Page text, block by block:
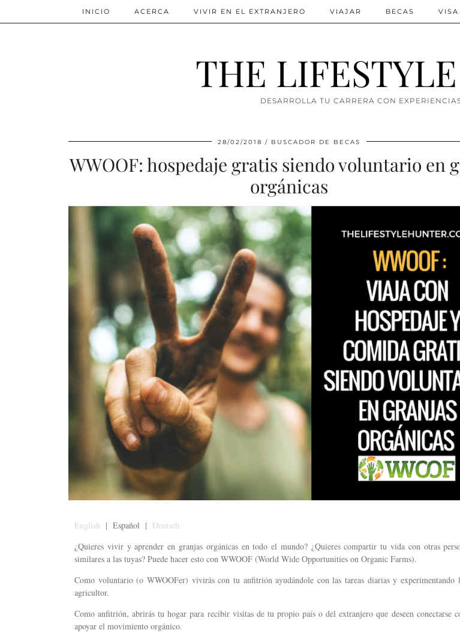
THE
DESARROLLA TU CARRERA CON
INICIO ACERCA VIVIR EN EL EXTRANJERO VIAJAR BECAS VISA
28/02/2018 BUSCADOR DE BECAS
WWOOF: hospedaje gratis siendo voluntario en
orgánicas
English | Español | Deutsch
¿Quieres vivir y aprender en granjas orgánicas en todo el mundo? ¿Quieres compartir tu vida con otras
similares a las tuyas? Puede hacer esto con WWOOF (World Wide Opportunities on Organic Farms).
Como voluntario (o WWOOFer) vivirás con tu anfitrión ayudándole con las tareas diarias y experimentando
agricultor.
Como anfitrión, abrirás tu hogar para recibir visitas de tu propio país o del extranjero que deseen conectarse
apoyar el movimiento orgánico.